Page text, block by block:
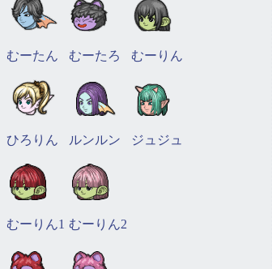
むーたん むーたろ むーりん
ひろりん ルンルン ジュジュ
むーりん1 むーりん2